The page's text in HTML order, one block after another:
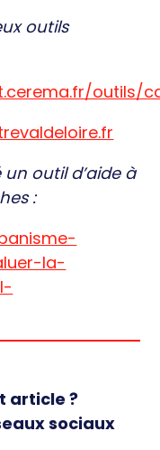
outils
outils/
un outil d’aide à
:
la-
article ?
sociaux